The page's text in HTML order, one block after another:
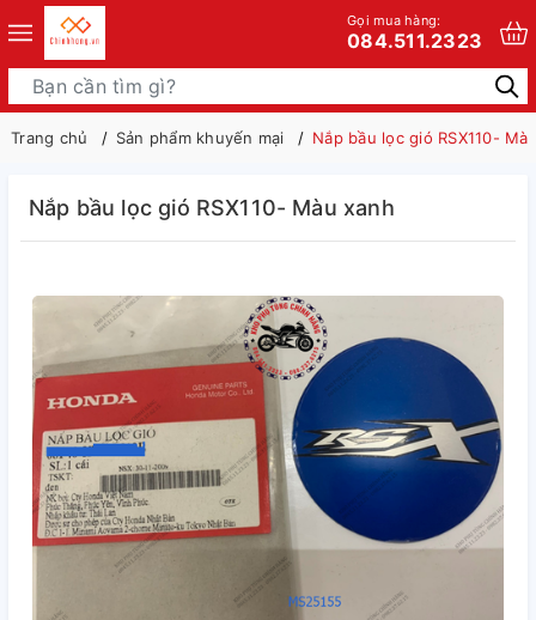
Gọi mua hàng:
084.511.2323
Trang chủ Sản phẩm khuyến mại Nắp bầu lọc gió RSX110-
Nắp bầu lọc gió RSX110- Màu xanh